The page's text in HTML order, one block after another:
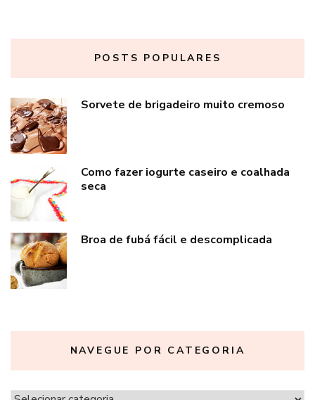
POSTS POPULARES
Sorvete de brigadeiro muito cremoso
Como fazer iogurte caseiro e coalhada
seca
Broa de fubá fácil e descomplicada
NAVEGUE POR CATEGORIA